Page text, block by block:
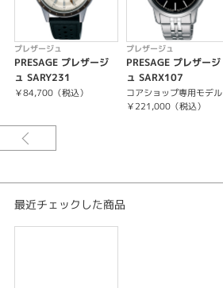
腕時計
PRESAGE
コアショップ専用モデル
キャリバーNo/6R55
メカニカル 自動巻（手巻つき）
日差＋25秒～－15秒
最大巻上時約72時間持続
プレザージュ
PRESAGE プレザージ
ュ SARY231
￥84,700（税込）
プレザージュ
PRESAGE プレザージ
ュ SARX107
コアショップ専用モデル
￥221,000（税込）
最近チェックした商品